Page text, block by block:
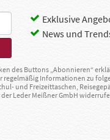
Exklusive
News und
des Buttons „Abonnieren“
regelmäßig Informationen zu
und Freizeittaschen,
Leder Meißner GmbH